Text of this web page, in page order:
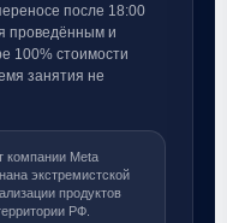
после 18:00
проведённым и
100% стоимости
занятия не
компании Meta
экстремистской
продуктов
РФ.